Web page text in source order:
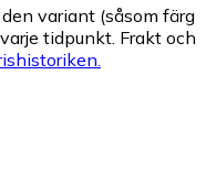
variant (såsom färg
tidpunkt. Frakt och